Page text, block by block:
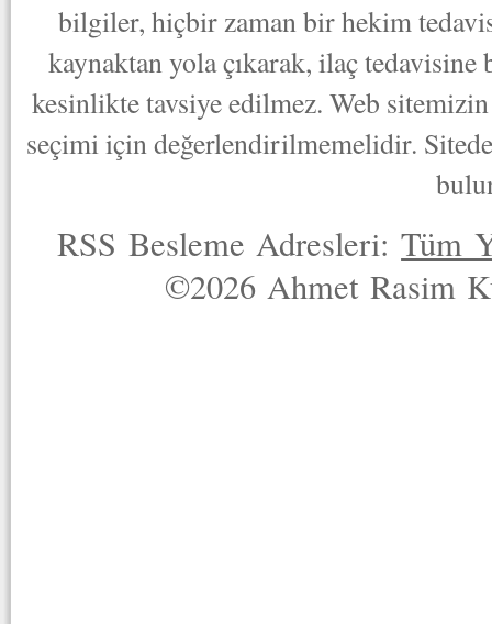
bilgiler, hiçbir zaman bir hekim
kaynaktan yola çıkarak, ilaç
kesinlikte tavsiye edilmez. Web
seçimi için değerlendirilmemelidir.
RSS Besleme Adresleri:Tüm
©2026 Ahmet Rasim